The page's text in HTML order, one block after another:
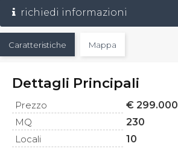
richiedi informazioni
Caratteristiche Mappa
Dettagli Principali
Prezzo
€ 299.000
MQ
230
Locali
10